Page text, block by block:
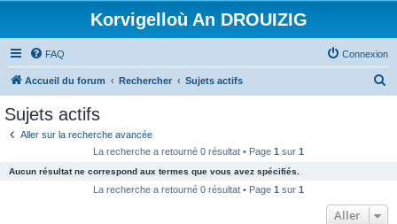
Korvigelloù An DROUIZIG
FAQ Connexion
Accueil du forum Rechercher Sujets actifs
c
Sujets actifs
Aller sur la recherche avancée
La recherche a retourné 0 résultat • Page 1 sur 1
Aucun résultat ne correspond aux termes que vous avez spécifiés.
La recherche a retourné 0 résultat • Page 1 sur 1
Aller